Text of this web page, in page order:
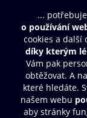
Obsah ke stažení
Moje O2 Knihovna
Další zábava
© O2 Czech